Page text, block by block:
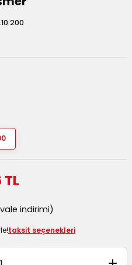
indirimi)
taksit seçenekleri